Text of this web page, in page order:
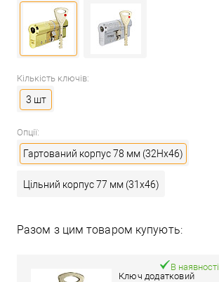
Кількість ключів:
3 шт
Опції:
Гартований корпус 78 мм (32Hx46)
Цільний корпус 77 мм (31x46)
Разом з цим товаром купують:
Ключ додатковий
В наявності